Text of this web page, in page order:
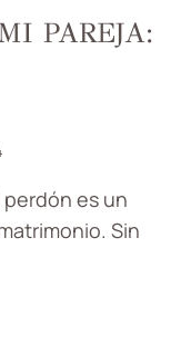
PAREJA:
perdón es un
Sin